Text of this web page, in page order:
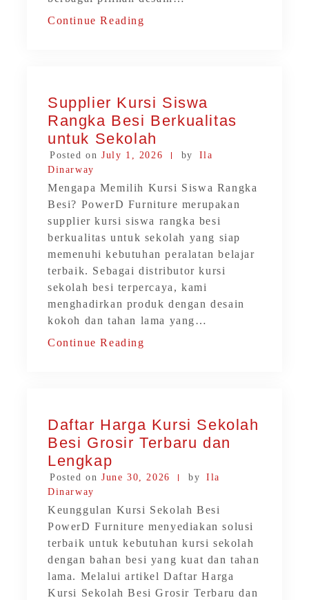
Continue Reading
Supplier Kursi Siswa
Rangka Besi Berkualitas
untuk Sekolah
Posted on July 1, 2026 by
Ila
Dinarway
Mengapa Memilih Kursi Siswa Rangka
Besi? PowerD Furniture merupakan
supplier kursi siswa rangka besi
berkualitas untuk sekolah yang siap
memenuhi kebutuhan peralatan belajar
terbaik. Sebagai distributor kursi
sekolah besi terpercaya, kami
menghadirkan produk dengan desain
kokoh dan tahan lama yang…
Continue Reading
Daftar Harga Kursi Sekolah
Besi Grosir Terbaru dan
Lengkap
Posted on June 30, 2026 by
Ila
Dinarway
Keunggulan Kursi Sekolah Besi
PowerD Furniture menyediakan solusi
terbaik untuk kebutuhan kursi sekolah
dengan bahan besi yang kuat dan tahan
lama. Melalui artikel Daftar Harga
Kursi Sekolah Besi Grosir Terbaru dan